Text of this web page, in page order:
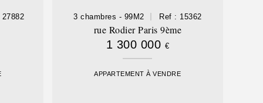
27882 3 chambres - 99M2 Ref : 15362
rue Rodier Paris 9ème
1 300 000 €
APPARTEMENT À VENDRE